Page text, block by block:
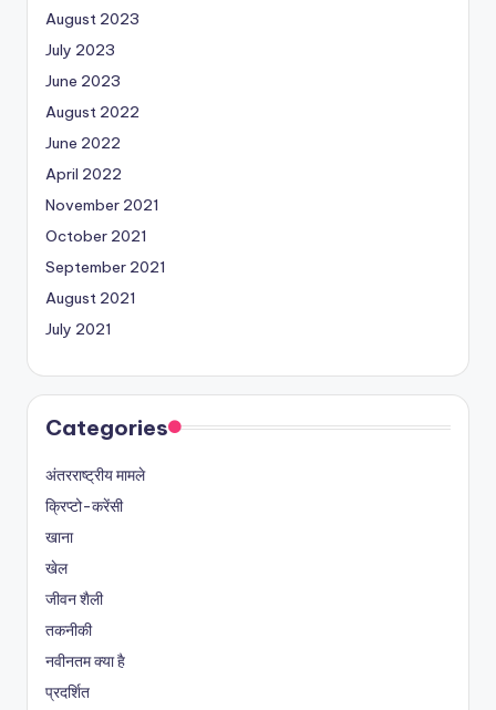
August 2023
July 2023
June 2023
August 2022
June 2022
April 2022
November 2021
October 2021
September 2021
August 2021
July 2021
Categories
अंतरराष्ट्रीय मामले
क्रिप्टो-करेंसी
खाना
खेल
जीवन शैली
तकनीकी
नवीनतम क्या है
प्रदर्शित